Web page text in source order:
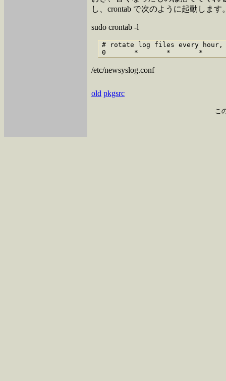
し、crontab で次のように起動します
sudo crontab -l
# rotate log files every hour,
/etc/newsyslog.conf
old pkgsrc
こ